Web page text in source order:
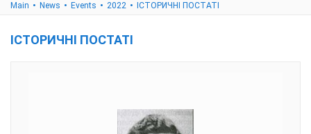
Main News Events 2022 ІСТОРИЧНІ ПОСТАТІ
ІСТОРИЧНІ ПОСТАТІ